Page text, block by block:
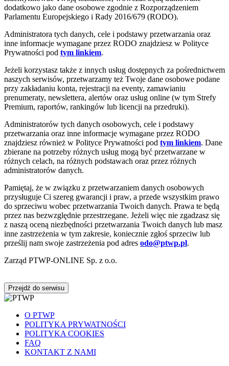
dodatkowo jako dane osobowe zgodnie z Rozporządzeniem
Parlamentu Europejskiego i Rady 2016/679 (RODO).
Administratora tych danych, cele i podstawy przetwarzania oraz
inne informacje wymagane przez RODO znajdziesz w Polityce
Prywatności pod tym linkiem.
Jeżeli korzystasz także z innych usług dostępnych za pośrednictwem
naszych serwisów, przetwarzamy też Twoje dane osobowe podane
przy zakładaniu konta, rejestracji na eventy, zamawianiu
prenumeraty, newslettera, alertów oraz usług online (w tym Strefy
Premium, raportów, rankingów lub licencji na przedruki).
Administratorów tych danych osobowych, cele i podstawy
przetwarzania oraz inne informacje wymagane przez RODO
znajdziesz również w Polityce Prywatności pod tym linkiem. Dane
zbierane na potrzeby różnych usług mogą być przetwarzane w
różnych celach, na różnych podstawach oraz przez różnych
administratorów danych.
Pamiętaj, że w związku z przetwarzaniem danych osobowych
przysługuje Ci szereg gwarancji i praw, a przede wszystkim prawo
do sprzeciwu wobec przetwarzania Twoich danych. Prawa te będą
przez nas bezwzględnie przestrzegane. Jeżeli więc nie zgadzasz się
z naszą oceną niezbędności przetwarzania Twoich danych lub masz
inne zastrzeżenia w tym zakresie, koniecznie zgłoś sprzeciw lub
prześlij nam swoje zastrzeżenia pod adres odo@ptwp.pl.
Zarząd PTWP-ONLINE Sp. z o.o.
Przejdź do serwisu
O PTWP
POLITYKA PRYWATNOŚCI
POLITYKA COOKIES
FAQ
KONTAKT Z NAMI